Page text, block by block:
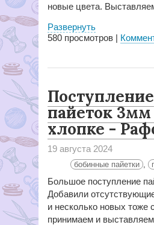
новые цвета.
Развернуть
580 просмотров |
Поступление
пайеток 3мм
хлопке -
19 августа 2024
бобинные пайетки ,
Большое поступление
Добавили
и несколько новых тоже
принимаем и